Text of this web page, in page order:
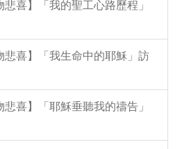
喜】「我的聖工心路歷程」
悲喜】「我生命中的耶穌」訪
喜】「耶穌垂聽我的禱告」